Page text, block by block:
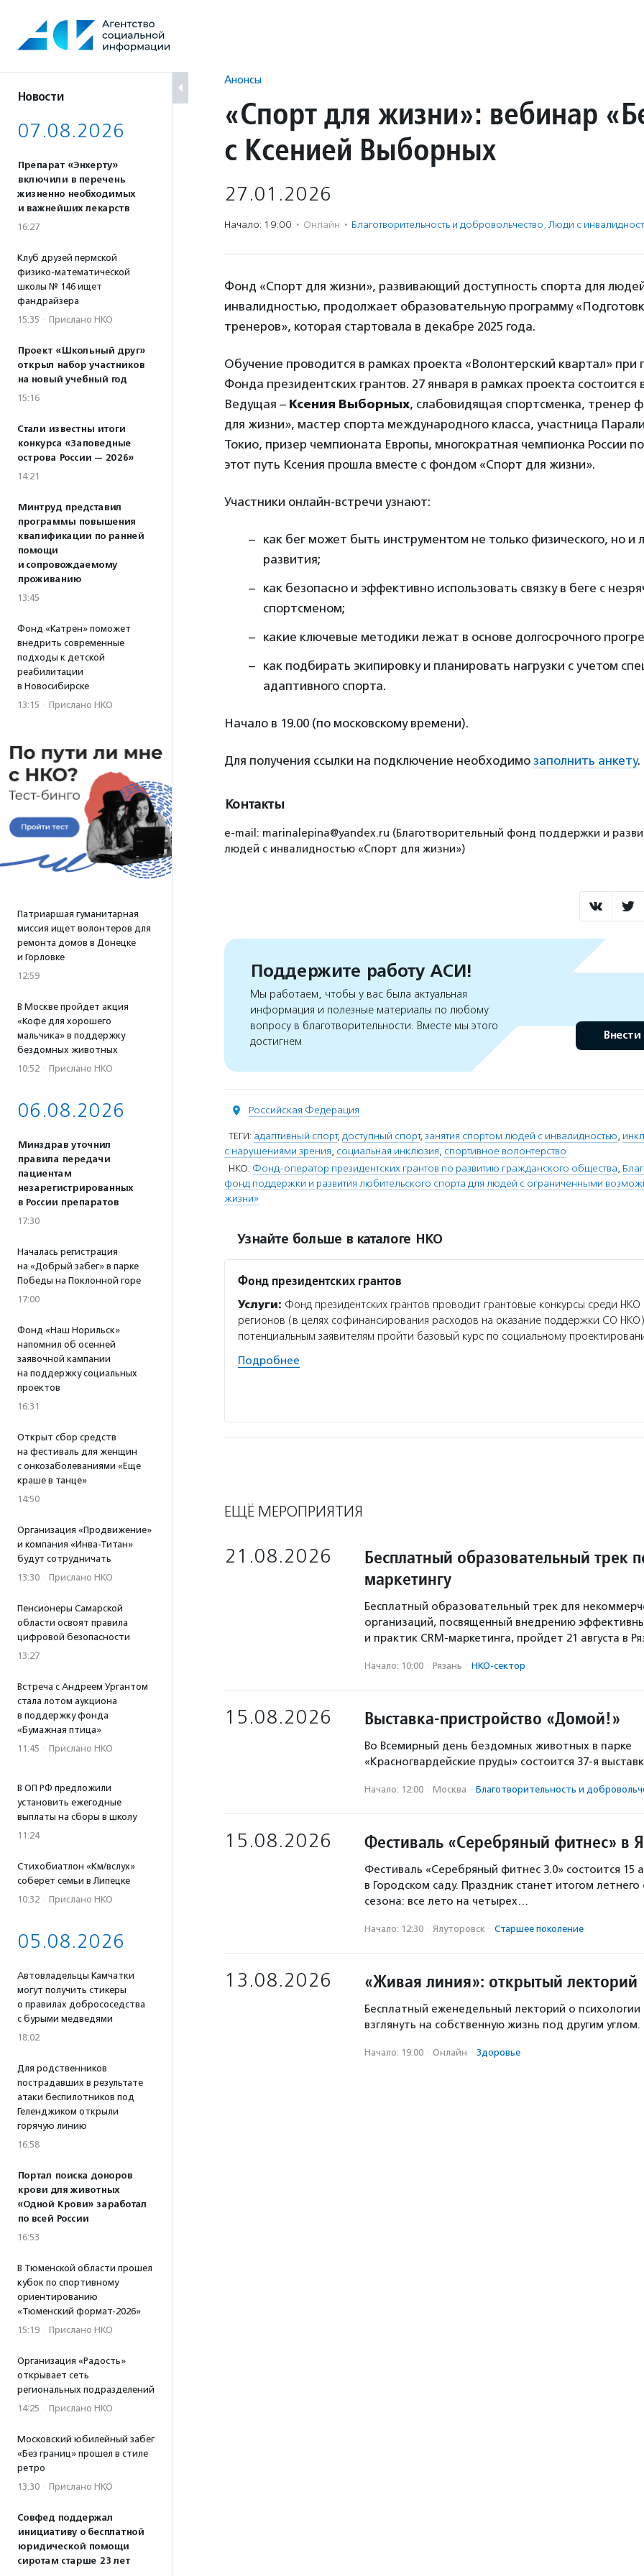
содержанию
Новости
07.08.2026
Препарат «Энхерту»
включили в перечень
жизненно необходимых
и важнейших лекарств
16:27
Клуб друзей пермской
физико-математической
школы № 146 ищет
фандрайзера
15:35 · Прислано НКО
Проект «Школьный друг»
открыл набор участников
на новый учебный год
15:16
Стали известны итоги
конкурса «Заповедные
острова России — 2026»
14:21
Минтруд представил
программы повышения
квалификации по ранней
помощи
и сопровождаемому
проживанию
13:45
Фонд «Катрен» поможет
внедрить современные
подходы к детской
реабилитации
в Новосибирске
13:15 · Прислано НКО
Патриаршая гуманитарная
миссия ищет волонтеров для
ремонта домов в Донецке
и Горловке
12:59
В Москве пройдет акция
«Кофе для хорошего
мальчика» в поддержку
бездомных животных
10:52 · Прислано НКО
06.08.2026
Минздрав уточнил
правила передачи
пациентам
незарегистрированных
в России препаратов
17:30
Началась регистрация
на «Добрый забег» в парке
Победы на Поклонной горе
17:00
Фонд «Наш Норильск»
напомнил об осенней
заявочной кампании
на поддержку социальных
проектов
16:31
Открыт сбор средств
на фестиваль для женщин
с онкозаболеваниями «Еще
краше в танце»
14:50
Организация «Продвижение»
и компания «Инва-Титан»
будут сотрудничать
13:30 · Прислано НКО
Пенсионеры Самарской
области освоят правила
цифровой безопасности
13:27
Встреча с Андреем Ургантом
стала лотом аукциона
в поддержку фонда
«Бумажная птица»
11:45 · Прислано НКО
В ОП РФ предложили
установить ежегодные
выплаты на сборы в школу
11:24
Стихобиатлон «Км/вслух»
соберет семьи в Липецке
10:32 · Прислано НКО
05.08.2026
Автовладельцы Камчатки
могут получить стикеры
о правилах добрососедства
с бурыми медведями
18:02
Для родственников
пострадавших в результате
атаки беспилотников под
Геленджиком открыли
горячую линию
16:58
Портал поиска доноров
крови для животных
«Одной Крови» заработал
по всей России
16:53
В Тюменской области прошел
кубок по спортивному
ориентированию
«Тюменский формат-2026»
15:19 · Прислано НКО
Организация «Радость»
открывает сеть
региональных подразделений
14:25 · Прислано НКО
Московский юбилейный забег
«Без границ» прошел в стиле
ретро
13:30 · Прислано НКО
Совфед поддержал
инициативу о бесплатной
юридической помощи
сиротам старше 23 лет
Анонсы
«Спорт для жизни»: вебинар
с Ксенией Выборных
27.01.2026
Начало: 19:00 · Онлайн · Благотвори­тель­ность и доброволь­чест­во, Люди с
Фонд «Спорт для жизни», развивающий доступность спорта для
инвалидностью, продолжает образовательную программу
тренеров», которая стартовала в декабре 2025 года.
Обучение проводится в рамках проекта «Волонтерский квартал» при
Фонда президентских грантов. 27 января в рамках проекта состоится
Ведущая – Ксения Выборных, слабовидящая спортсменка, тренер
для жизни», мастер спорта международного класса, участница
Токио, призер чемпионата Европы, многократная чемпионка России
этот путь Ксения прошла вместе с фондом «Спорт для жизни».
Участники онлайн-встречи узнают:
как бег может быть инструментом не только физического, но и
развития;
как безопасно и эффективно использовать связку в беге с
спортсменом;
какие ключевые методики лежат в основе долгосрочного
как подбирать экипировку и планировать нагрузки с учетом
адаптивного спорта.
Начало в 19.00 (по московскому времени).
Для получения ссылки на подключение необходимо заполнить анкету.
Контакты
e-mail: marinalepina@yandex.ru (Благотворительный фонд поддержки и
людей с инвалидностью «Спорт для жизни»)
Поддержите работу АСИ!
Мы работаем, чтобы у вас была актуальная
информация и полезные материалы по любому
вопросу в благотворительности. Вместе мы этого
достигнем
Внести
Российская Федерация
ТЕГИ: адаптивный спорт, доступный спорт, занятия спортом людей с инвалидностью,
с нарушениями зрения, социальная инклюзия, спортивное волонтерство
НКО: Фонд-оператор президентских грантов по развитию гражданского общества,
фонд поддержки и развития любительского спорта для людей с ограниченными
жизни»
Узнайте больше в каталоге НКО
Фонд президентских грантов
Услуги: Фонд президентских грантов проводит грантовые конкурсы среди НКО
регионов (в целях софинансирования расходов на оказание поддержки СО
потенциальным заявителям пройти базовый курс по социальному
Подробнее
ЕЩЁ МЕРОПРИЯТИЯ
21.08.2026
Бесплатный образовательный трек
маркетингу
Бесплатный образовательный трек для
организаций, посвященный внедрению
и практик CRM-маркетинга, пройдет 21 августа в
Начало: 10:00 · Рязань · НКО-сектор
15.08.2026 Выставка-пристройство «Домой!»
Во Всемирный день бездомных животных в парке
«Красногвардейские пруды» состоится 37-я
Начало: 12:00 · Москва · Благотвори­тель­ность и
15.08.2026 Фестиваль «Серебряный фитнес» в
Фестиваль «Серебряный фитнес 3.0» состоится 15
в Городском саду. Праздник станет итогом летнего
сезона: все лето на четырех…
Начало: 12:30 · Ялуторовск · Старшее поколение
13.08.2026 «Живая линия»: открытый лекторий
Бесплатный еженедельный лекторий о
взглянуть на собственную жизнь под другим углом.
Начало: 19:00 · Онлайн · Здоровье